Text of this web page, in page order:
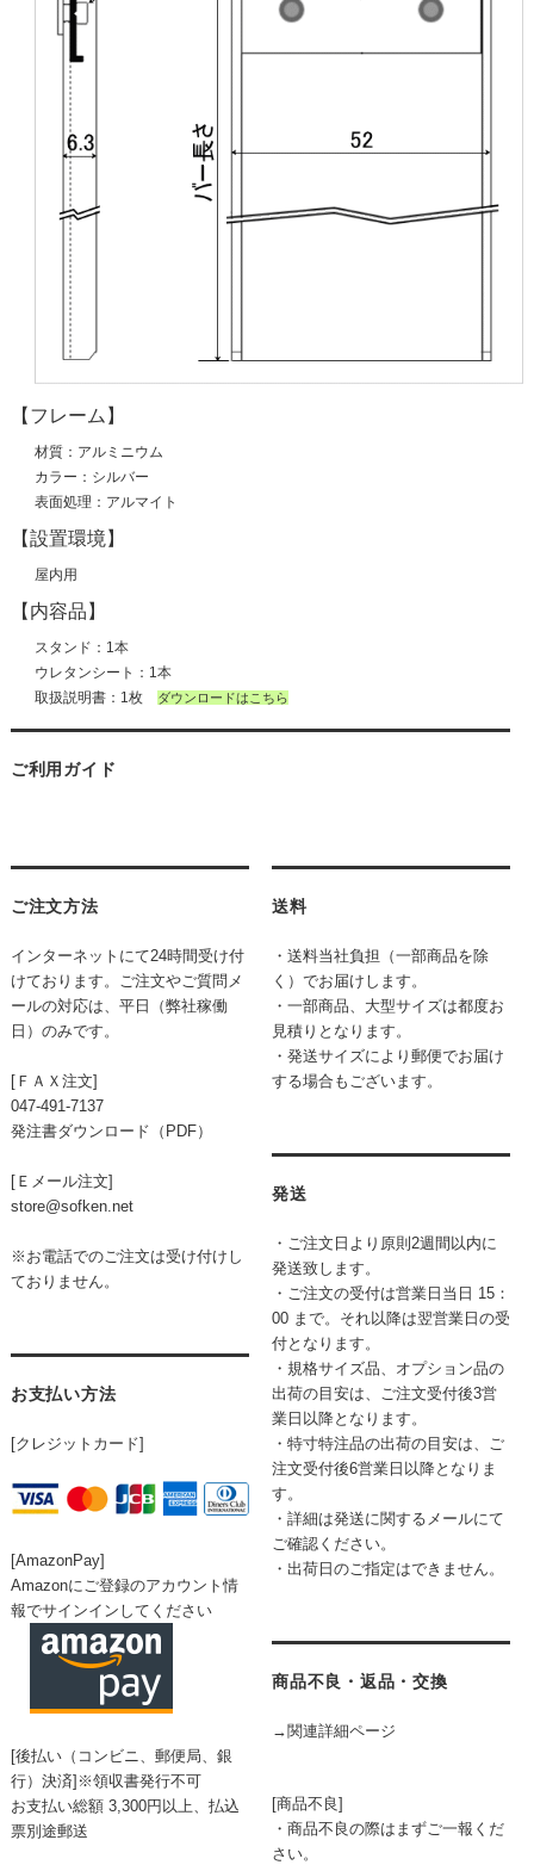
【フレーム】
材質：アルミニウム
カラー：シルバー
表面処理：アルマイト
【設置環境】
屋内用
【内容品】
スタンド：1本
ウレタンシート：1本
取扱説明書：1枚
ダウンロードはこちら
ご利用ガイド
ご注文方法
インターネットにて24時間受け付
けております。ご注文やご質問メ
ールの対応は、平日（弊社稼働
日）のみです。
[ＦＡＸ注文]
047-491-7137
発注書ダウンロード（PDF）
[Ｅメール注文]
store@sofken.net
※お電話でのご注文は受け付けし
ておりません。
お支払い方法
[クレジットカード]
[AmazonPay]
Amazonにご登録のアカウント情
報でサインインしてください
[後払い（コンビニ、郵便局、銀
行）決済]※領収書発行不可
お支払い総額 3,300円以上、払込
票別途郵送
送料
・送料当社負担（一部商品を除
く）でお届けします。
・一部商品、大型サイズは都度お
見積りとなります。
・発送サイズにより郵便でお届け
する場合もございます。
発送
・ご注文日より原則2週間以内に
発送致します。
・ご注文の受付は営業日当日 15：
00 まで。それ以降は翌営業日の受
付となります。
・規格サイズ品、オプション品の
出荷の目安は、ご注文受付後3営
業日以降となります。
・特寸特注品の出荷の目安は、ご
注文受付後6営業日以降となりま
す。
・詳細は発送に関するメールにて
ご確認ください。
・出荷日のご指定はできません。
商品不良・返品・交換
→関連詳細ページ
[商品不良]
・商品不良の際はまずご一報くだ
さい。